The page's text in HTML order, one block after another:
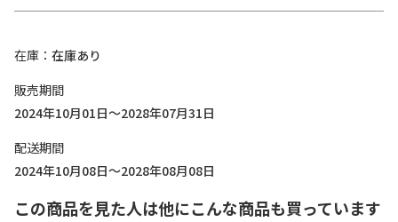
在庫
在庫あり
販売期間
2024年10月01日～2028年07月31日
配送期間
2024年10月08日～2028年08月08日
この商品を見た人は他にこんな商品も買っています